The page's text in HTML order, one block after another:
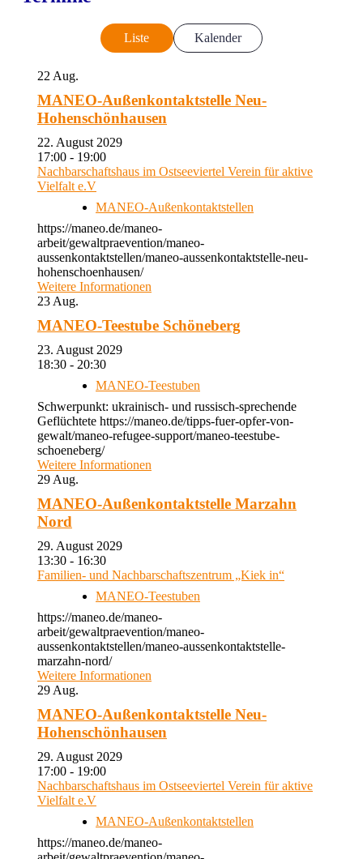
Liste Kalender
22 Aug.
MANEO-Außenkontaktstelle Neu-
Hohenschönhausen
22. August 2029
17:00 - 19:00
Nachbarschaftshaus im Ostseeviertel Verein für aktive
Vielfalt e.V
MANEO-Außenkontaktstellen
https://maneo.de/maneo-
arbeit/gewaltpraevention/maneo-
aussenkontaktstellen/maneo-aussenkontaktstelle-neu-
hohenschoenhausen/
Weitere Informationen
23 Aug.
MANEO-Teestube Schöneberg
23. August 2029
18:30 - 20:30
MANEO-Teestuben
Schwerpunkt: ukrainisch- und russisch-sprechende
Geflüchtete https://maneo.de/tipps-fuer-opfer-von-
gewalt/maneo-refugee-support/maneo-teestube-
schoeneberg/
Weitere Informationen
29 Aug.
MANEO-Außenkontaktstelle Marzahn
Nord
29. August 2029
13:30 - 16:30
Familien- und Nachbarschaftszentrum „Kiek in“
MANEO-Teestuben
https://maneo.de/maneo-
arbeit/gewaltpraevention/maneo-
aussenkontaktstellen/maneo-aussenkontaktstelle-
marzahn-nord/
Weitere Informationen
29 Aug.
MANEO-Außenkontaktstelle Neu-
Hohenschönhausen
29. August 2029
17:00 - 19:00
Nachbarschaftshaus im Ostseeviertel Verein für aktive
Vielfalt e.V
MANEO-Außenkontaktstellen
https://maneo.de/maneo-